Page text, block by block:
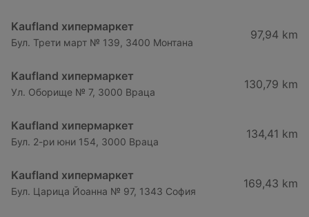
Kaufland хипермаркет
Бул. Трети март № 139, 3400 Монтана
97,94 km
Kaufland хипермаркет
Ул. Оборище № 7, 3000 Враца
130,79 km
Kaufland хипермаркет
Бул. 2-ри юни 154, 3000 Враца
134,41 km
Kaufland хипермаркет
Бул. Царица Йоанна № 97, 1343 София
169,43 km